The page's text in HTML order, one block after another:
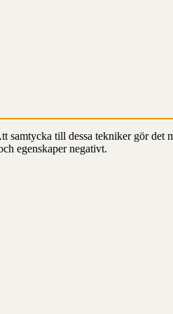
till dessa tekniker gör det
egenskaper negativt.